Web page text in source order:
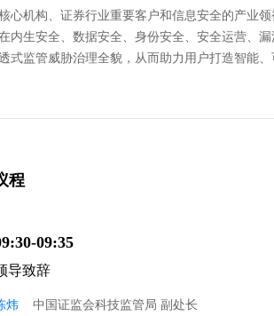
心机构、证券行业重要客户和信息安全的产业
内生安全、数据安全、身份安全、安全运营、
式监管威胁治理全貌，从而助力用户打造智能
程
09:35
导致辞
炜 中国证监会科技监管局 副处长